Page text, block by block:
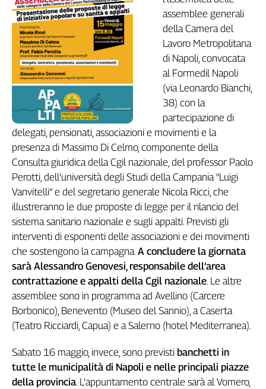
assemblee generali
della Camera del
Lavoro Metropolitana
di Napoli, convocata
al Formedil Napoli
(via Leonardo Bianchi,
38) con la
partecipazione di
delegati, pensionati, associazioni e movimenti e la
presenza di Massimo Di Celmo, componente della
Consulta giuridica della Cgil nazionale, del professor Paolo
Perotti, dell’università degli Studi della Campania “Luigi
Vanvitelli” e del segretario generale Nicola Ricci, che
illustreranno le due proposte di legge per il rilancio del
sistema sanitario nazionale e sugli appalti. Previsti gli
interventi di esponenti delle associazioni e dei movimenti
che sostengono la campagna. A concludere la giornata
sarà Alessandro Genovesi, responsabile dell’area
contrattazione e appalti della Cgil nazionale. Le altre
assemblee sono in programma ad Avellino (Carcere
Borbonico), Benevento (Museo del Sannio), a Caserta
(Teatro Ricciardi, Capua) e a Salerno (hotel Mediterranea).
Sabato 16 maggio, invece, sono previsti banchetti in
tutte le municipalità di Napoli e nelle principali piazze
della provincia. L’appuntamento centrale sarà al Vomero,